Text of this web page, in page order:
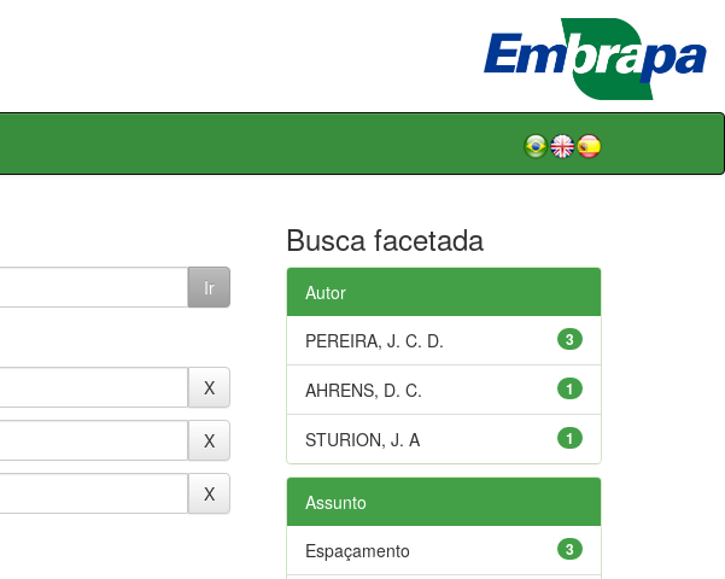
Busca facetada
Autor
3
PEREIRA, J. C. D.
1
AHRENS, D. C.
1
STURION, J. A
Assunto
3
Espaçamento